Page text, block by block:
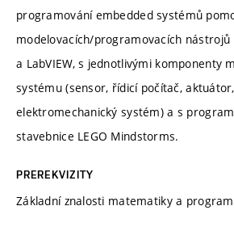
programování embedded systémů
modelovacích/programovacích nástrojů
a LabVIEW, s jednotlivými komponenty
systému (sensor, řídicí počítač,
elektromechanický systém) a s
stavebnice LEGO Mindstorms.
PREREKVIZITY
Základní znalosti matematiky a